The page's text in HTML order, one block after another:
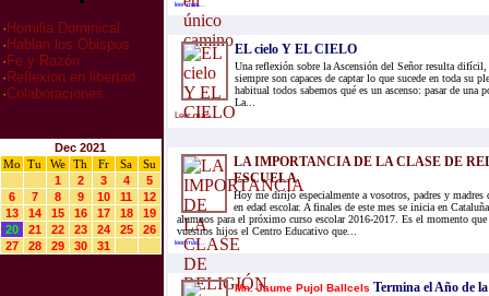
· Homilia Dominical
· Hablan los Obispos
· Fe y Razón
· Reflexion en libertad
·Colaboraciones
Dec 2021
Mo
Tu We Th Fr Sa
Su
1
2 3 4
5
6
7 8 9 10 11
12
13
14 15 16 17 18
19
20
21 22 23 24 25
26
27
28 29 30 31
leer mas...
EL cielo Y EL CIELO
Una reflexión sobre la Ascensión del Señor resulta difícil,
siempre son capaces de captar lo que sucede en toda su
habitual todos sabemos qué es un ascenso: pasar de una
La...
Leer mas...
LA IMPORTANCIA DE LA CLASE DE
ESCUELA
Hoy me dirijo especialmente a vosotros, padres y
en edad escolar. A finales de este mes se inicia en
alumnos para el próximo curso escolar 2016-2017. Es el momento que
vuestros hijos el Centro Educativo que...
leer mas...
Mn. Jaume Pujol Ballcels Termina el Año de